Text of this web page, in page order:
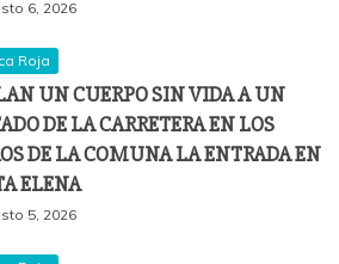
6, 2026
Roja
UN CUERPO SIN VIDA A UN
DE LA CARRETERA EN LOS
DE LA COMUNA LA ENTRADA EN
ELENA
5, 2026